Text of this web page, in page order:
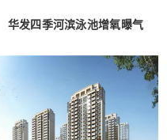
华发四季河滨泳池增氧曝气